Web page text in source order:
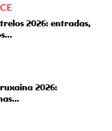
2026: entradas,
2026: